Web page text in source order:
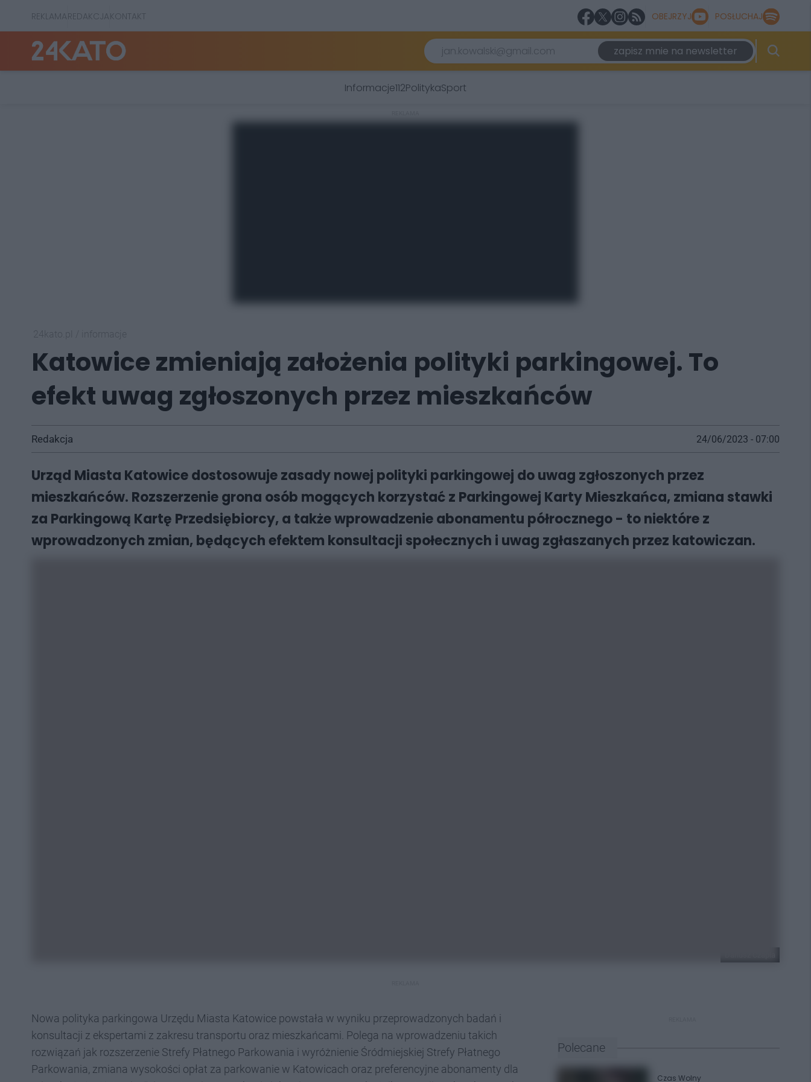
REKLAMAREDAKCJAKONTAKT OBEJRZYJ POSŁUCHAJ
zapisz mnie na newsletter
Informacje112PolitykaSport
Katowice zmieniają założenia polityki parkingowej. To
efekt uwag zgłoszonych przez mieszkańców
Redakcja 24/06/2023 - 07:00
Urząd Miasta Katowice dostosowuje zasady nowej polityki parkingowej do uwag zgłoszonych przez
mieszkańców. Rozszerzenie grona osób mogących korzystać z Parkingowej Karty Mieszkańca, zmiana stawki
za Parkingową Kartę Przedsiębiorcy, a także wprowadzenie abonamentu półrocznego - to niektóre z
wprowadzonych zmian, będących efektem konsultacji społecznych i uwag zgłaszanych przez katowiczan.
Nowa polityka parkingowa Urzędu Miasta Katowice powstała w wyniku przeprowadzonych badań i
konsultacji z ekspertami z zakresu transportu oraz mieszkańcami. Polega na wprowadzeniu takich
rozwiązań jak rozszerzenie Strefy Płatnego Parkowania i wyróżnienie Śródmiejskiej Strefy Płatnego
Parkowania, zmiana wysokości opłat za parkowanie w Katowicach oraz preferencyjne abonamenty dla
Polecane
Czas Wolny